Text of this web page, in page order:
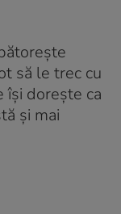
să le trec cu
își dorește ca
și mai